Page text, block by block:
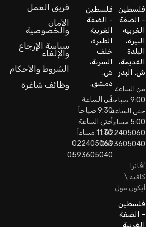
فلسطين
- الضفة
الغربية
البيرة،
البلدة
القديمة،
ش. البدر
من الساعة
9:00 صباحاً
حتى الساعة
5:00 مساءاً
022405060
0593605040
فلسطين
- الضفة
الغربية
الطيرة،
خلف
السرية،
ش.
دمشق.
من الساعة
9:30 صباحاً
حتى الساعة
11:30 مساءاً
022405060
0593605040
آڤانزا
كافيه \
أيكون مول
فلسطين
- الضفة
الغربية
فريق العمل
الأمان
والخصوصية
سياسة الإرجاع
والإلغاء
الشروط والأحكام
وظائف شاغرة